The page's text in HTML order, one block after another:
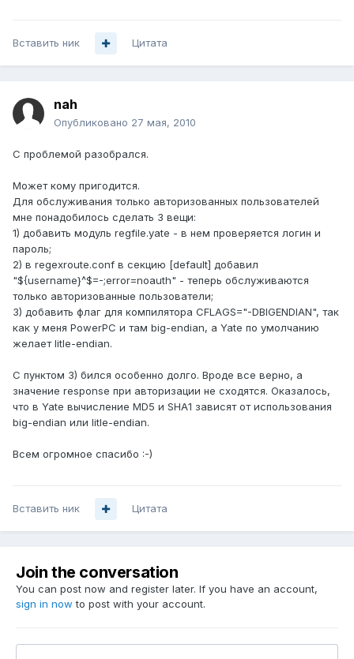
Вставить ник Цитата
nah
Опубликовано 27 мая, 2010
С проблемой разобрался.
Может кому пригодится.
Для обслуживания только авторизованных пользователей
мне понадобилось сделать 3 вещи:
1) добавить модуль regfile.yate - в нем проверяется логин и
пароль;
2) в regexroute.conf в секцию [default] добавил
"${username}^$=-;error=noauth" - теперь обслуживаются
только авторизованные пользователи;
3) добавить флаг для компилятора CFLAGS="-DBIGENDIAN", так
как у меня PowerPC и там big-endian, а Yate по умолчанию
желает litle-endian.
С пунктом 3) бился особенно долго. Вроде все верно, а
значение response при авторизации не сходятся. Оказалось,
что в Yate вычисление MD5 и SHA1 зависят от использования
big-endian или litle-endian.
Всем огромное спасибо :-)
Вставить ник Цитата
Join the conversation
You can post now and register later. If you have an account,
sign in now to post with your account.